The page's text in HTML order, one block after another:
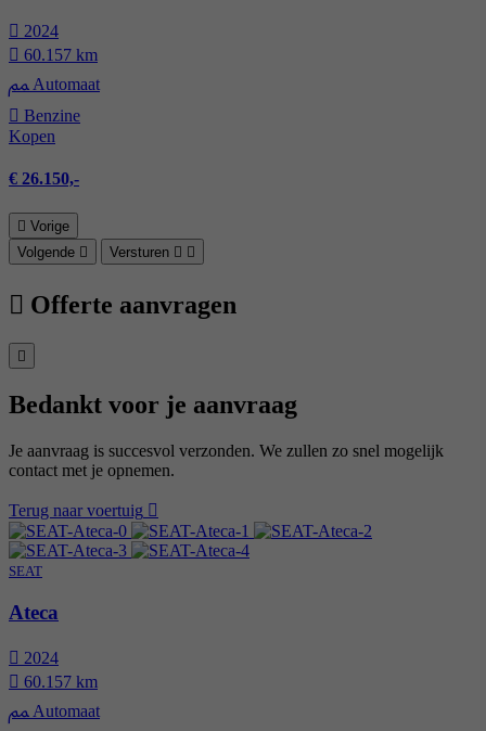
2024
60.157 km
Automaat
Benzine
Kopen
€ 26.150,-
Vorige
Volgende
Versturen
Offerte aanvragen
Bedankt voor je aanvraag
Je aanvraag is succesvol verzonden. We zullen zo snel mogelijk
contact met je opnemen.
Terug naar voertuig
SEAT
Ateca
2024
60.157 km
Automaat